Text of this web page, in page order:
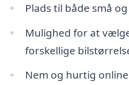
Plads til både små
Mulighed for at
forskellige
Nem og hurtig